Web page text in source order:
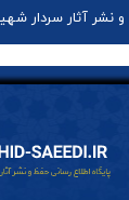
و نشر آثار سردار